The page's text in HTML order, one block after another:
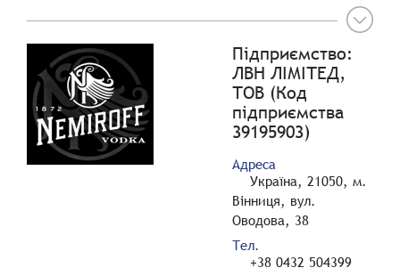
Підприємство:
ЛВН ЛІМІТЕД,
ТОВ (Код
підприємства
39195903)
Адреса
Україна, 21050, м.
Вінниця, вул.
Оводова, 38
Тел.
+38 0432 504399